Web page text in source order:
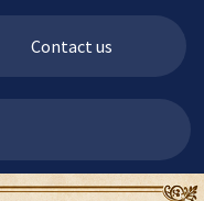
Contact us